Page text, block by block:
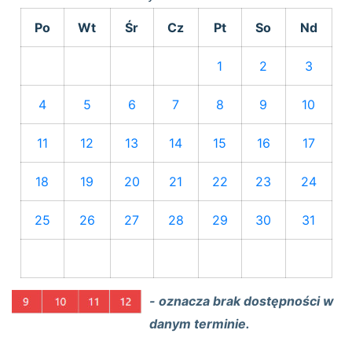
Po Wt Śr Cz Pt So Nd
1 2 3
4 5 6 7 8 9 10
11 12 13 14 15 16 17
18 19 20 21 22 23 24
25 26 27 28 29 30 31
- oznacza brak dostępności w
danym terminie.